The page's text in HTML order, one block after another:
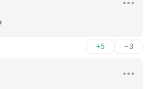
+5 –3